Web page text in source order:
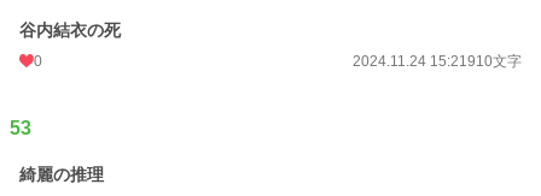
谷内結衣の死
0 2024.11.24 15:21910文字
53
綺麗の推理